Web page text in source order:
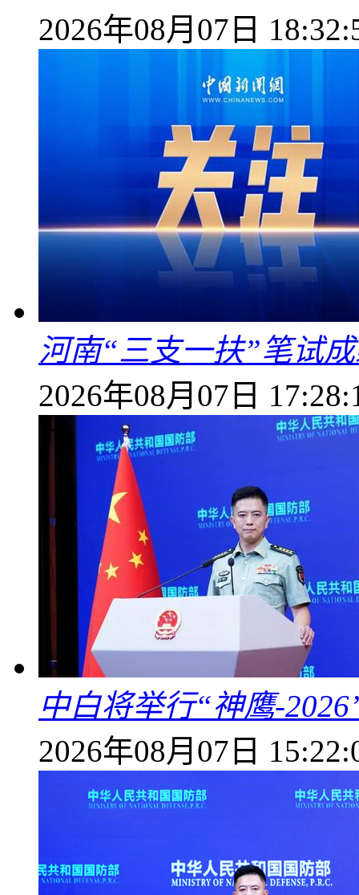
2026年08月07日
河南“三支一扶”笔试
2026年08月07日
中白将举行“神鹰-
2026年08月07日